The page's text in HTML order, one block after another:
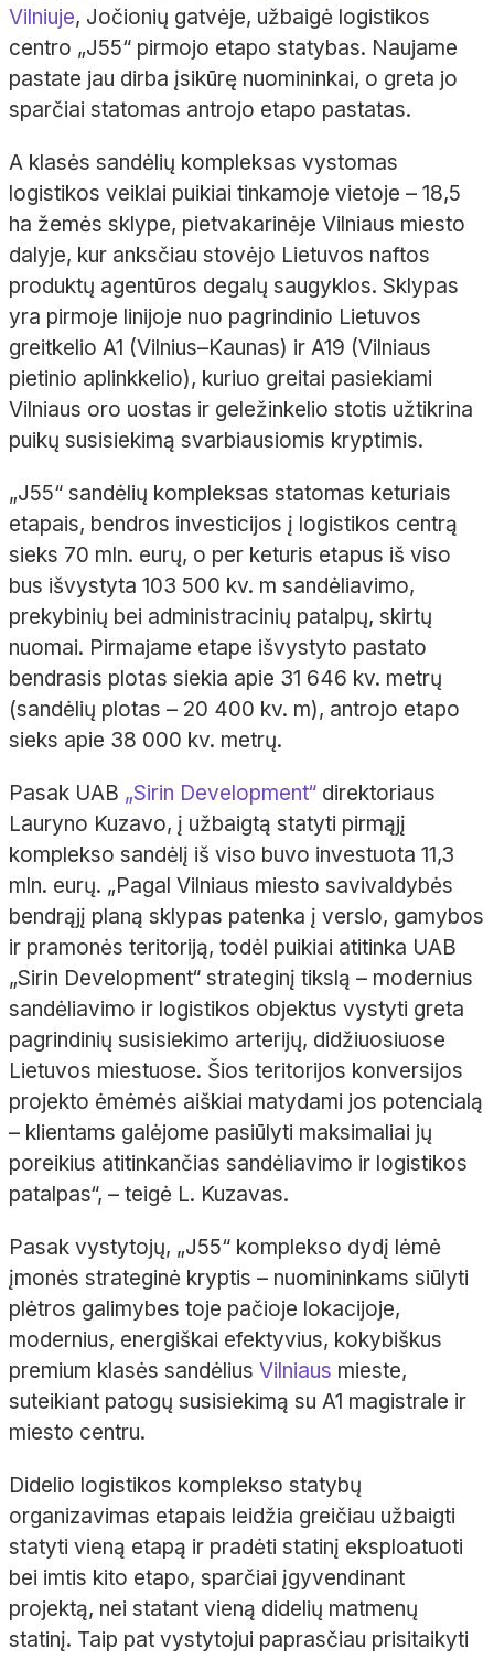
Vilniuje, Jočionių gatvėje, užbaigė logistikos
centro „J55“ pirmojo etapo statybas. Naujame
pastate jau dirba įsikūrę nuomininkai, o greta jo
sparčiai statomas antrojo etapo pastatas.
A klasės sandėlių kompleksas vystomas
logistikos veiklai puikiai tinkamoje vietoje – 18,5
ha žemės sklype, pietvakarinėje Vilniaus miesto
dalyje, kur anksčiau stovėjo Lietuvos naftos
produktų agentūros degalų saugyklos. Sklypas
yra pirmoje linijoje nuo pagrindinio Lietuvos
greitkelio A1 (Vilnius–Kaunas) ir A19 (Vilniaus
pietinio aplinkkelio), kuriuo greitai pasiekiami
Vilniaus oro uostas ir geležinkelio stotis užtikrina
puikų susisiekimą svarbiausiomis kryptimis.
„J55“ sandėlių kompleksas statomas keturiais
etapais, bendros investicijos į logistikos centrą
sieks 70 mln. eurų, o per keturis etapus iš viso
bus išvystyta 103 500 kv. m sandėliavimo,
prekybinių bei administracinių patalpų, skirtų
nuomai. Pirmajame etape išvystyto pastato
bendrasis plotas siekia apie 31 646 kv. metrų
(sandėlių plotas – 20 400 kv. m), antrojo etapo
sieks apie 38 000 kv. metrų.
Pasak UAB „Sirin Development“ direktoriaus
Lauryno Kuzavo, į užbaigtą statyti pirmąjį
komplekso sandėlį iš viso buvo investuota 11,3
mln. eurų. „Pagal Vilniaus miesto savivaldybės
bendrąjį planą sklypas patenka į verslo, gamybos
ir pramonės teritoriją, todėl puikiai atitinka UAB
„Sirin Development“ strateginį tikslą – modernius
sandėliavimo ir logistikos objektus vystyti greta
pagrindinių susisiekimo arterijų, didžiuosiuose
Lietuvos miestuose. Šios teritorijos konversijos
projekto ėmėmės aiškiai matydami jos potencialą
– klientams galėjome pasiūlyti maksimaliai jų
poreikius atitinkančias sandėliavimo ir logistikos
patalpas“, – teigė L. Kuzavas.
Pasak vystytojų, „J55“ komplekso dydį lėmė
įmonės strateginė kryptis – nuomininkams siūlyti
plėtros galimybes toje pačioje lokacijoje,
modernius, energiškai efektyvius, kokybiškus
premium klasės sandėlius Vilniaus mieste,
suteikiant patogų susisiekimą su A1 magistrale ir
miesto centru.
Didelio logistikos komplekso statybų
organizavimas etapais leidžia greičiau užbaigti
statyti vieną etapą ir pradėti statinį eksploatuoti
bei imtis kito etapo, sparčiai įgyvendinant
projektą, nei statant vieną didelių matmenų
statinį. Taip pat vystytojui paprasčiau prisitaikyti